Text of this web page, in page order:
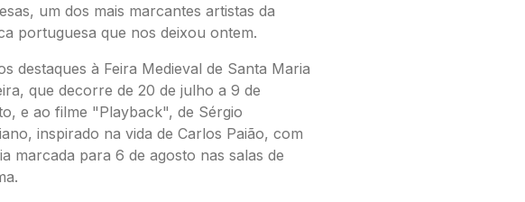
um dos mais marcantes artistas da
portuguesa que nos deixou ontem.
destaques à Feira Medieval de Santa Maria
que decorre de 20 de julho a 9 de
e ao filme "Playback", de Sérgio
inspirado na vida de Carlos Paião, com
marcada para 6 de agosto nas salas de